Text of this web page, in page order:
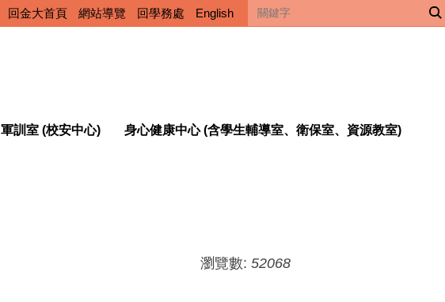
軍訓室 (校安中心) 身心健康中心 (含學生輔導室、衛保室、資源教室)
回金大首頁 網站導覽 回學務處 English
瀏覽數: 52068